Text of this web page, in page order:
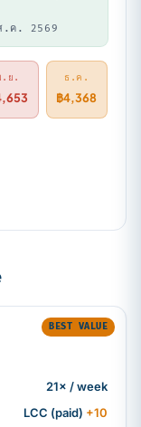
.ค. 2569
.ย. ธ.ค.
฿4,368
BEST VALUE
21× / week
LCC (paid) +10